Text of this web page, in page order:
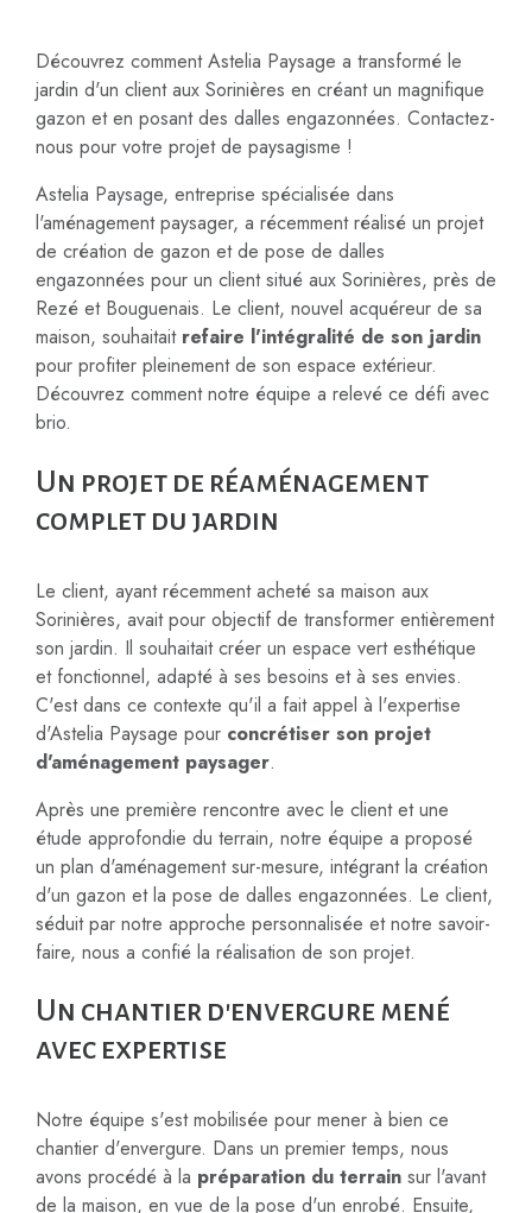
Découvrez comment Astelia Paysage a transformé le
jardin d'un client aux Sorinières en créant un magnifique
gazon et en posant des dalles engazonnées. Contactez-
nous pour votre projet de paysagisme !
Astelia Paysage, entreprise spécialisée dans
l'aménagement paysager, a récemment réalisé un projet
de création de gazon et de pose de dalles
engazonnées pour un client situé aux Sorinières, près de
Rezé et Bouguenais. Le client, nouvel acquéreur de sa
maison, souhaitait refaire l'intégralité de son jardin
pour profiter pleinement de son espace extérieur.
Découvrez comment notre équipe a relevé ce défi avec
brio.
Un projet de réaménagement
complet du jardin
Le client, ayant récemment acheté sa maison aux
Sorinières, avait pour objectif de transformer entièrement
son jardin. Il souhaitait créer un espace vert esthétique
et fonctionnel, adapté à ses besoins et à ses envies.
C'est dans ce contexte qu'il a fait appel à l'expertise
d'Astelia Paysage pour concrétiser son projet
d'aménagement paysager.
Après une première rencontre avec le client et une
étude approfondie du terrain, notre équipe a proposé
un plan d'aménagement sur-mesure, intégrant la création
d'un gazon et la pose de dalles engazonnées. Le client,
séduit par notre approche personnalisée et notre savoir-
faire, nous a confié la réalisation de son projet.
Un chantier d'envergure mené
avec expertise
Notre équipe s'est mobilisée pour mener à bien ce
chantier d'envergure. Dans un premier temps, nous
avons procédé à la préparation du terrainsur l'avant
de la maison, en vue de la pose d'un enrobé. Ensuite,